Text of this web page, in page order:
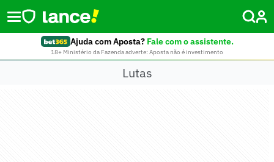
Ajuda com Aposta? Fale com o assistente.
18+ Ministério da Fazenda adverte: Aposta não é investimento
Lutas